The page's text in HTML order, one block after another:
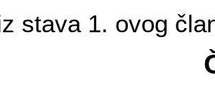
stava 1. ovog